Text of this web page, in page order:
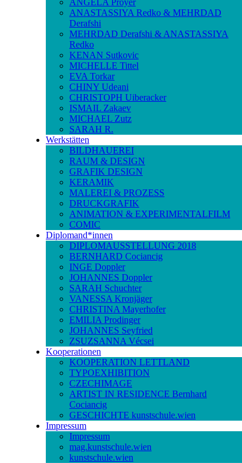
ANGELA Proyer
ANASTASSIYA Redko & MEHRDAD
Derafshi
MEHRDAD Derafshi & ANASTASSIYA
Redko
KENAN Sutkovic
MICHELLE Tittel
EVA Torkar
CHINY Udeani
CHRISTOPH Uiberacker
ISMAIL Zakaev
MICHAEL Zutz
SARAH R.
Werkstätten
BILDHAUEREI
RAUM & DESIGN
GRAFIK DESIGN
KERAMIK
MALEREI & PROZESS
DRUCKGRAFIK
ANIMATION & EXPERIMENTALFILM
COMIC
Diplomand*innen
DIPLOMAUSSTELLUNG 2018
BERNHARD Cociancig
INGE Doppler
JOHANNES Doppler
SARAH Schuchter
VANESSA Kronjäger
CHRISTINA Mayerhofer
EMILIA Prodinger
JOHANNES Seyfried
ZSUZSANNA Vécsei
Kooperationen
KOOPERATION LETTLAND
TYPOEXHIBITION
CZECHIMAGE
ARTIST IN RESIDENCE Bernhard
Cociancig
GESCHICHTE kunstschule.wien
Impressum
Impressum
mag.kunstschule.wien
kunstschule.wien